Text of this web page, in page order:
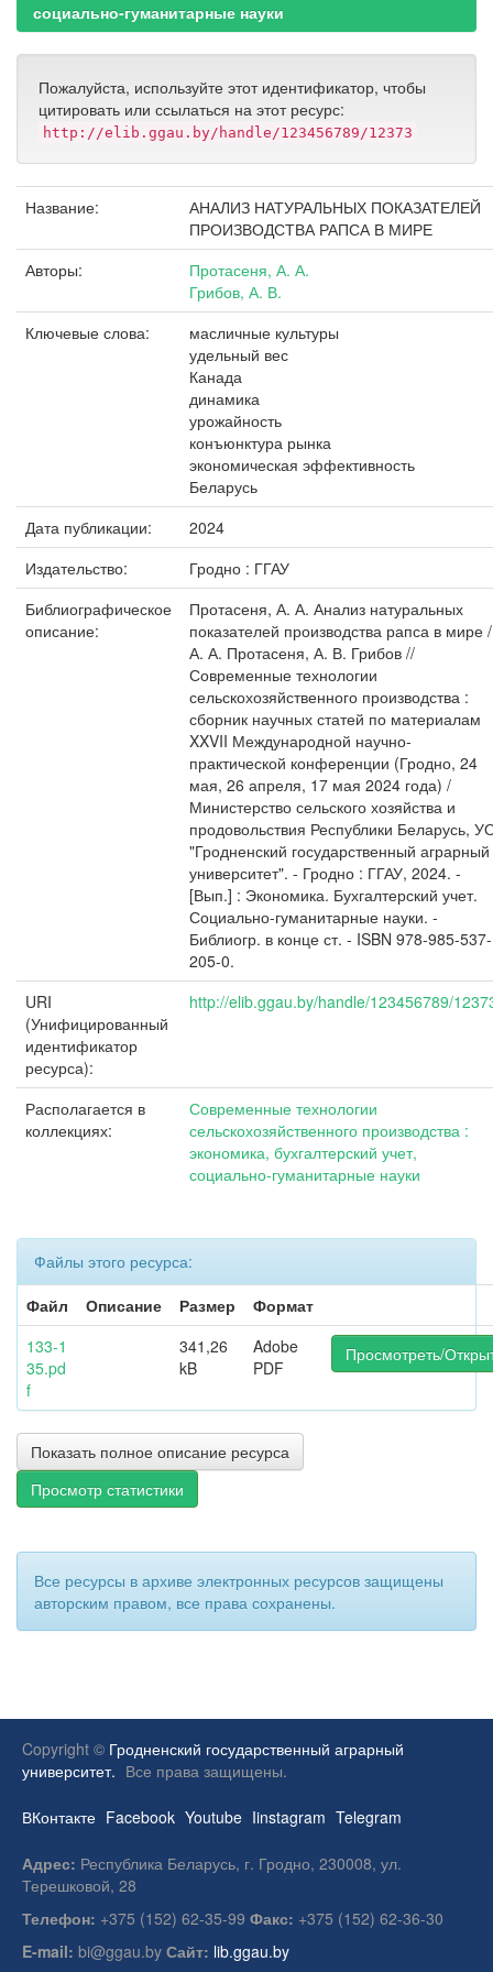
социально-гуманитарные науки
Пожалуйста, используйте этот идентификатор, чтобы
цитировать или ссылаться на этот ресурс:
http://elib.ggau.by/handle/123456789/12373
Название:
АНАЛИЗ НАТУРАЛЬНЫХ ПОКАЗАТЕЛЕЙ
ПРОИЗВОДСТВА РАПСА В МИРЕ
Авторы:
Протасеня, А. А.
Грибов, А. В.
Ключевые слова:
масличные культуры
удельный вес
Канада
динамика
урожайность
конъюнктура рынка
экономическая эффективность
Беларусь
Дата публикации:
2024
Издательство:
Гродно : ГГАУ
Библиографическое
описание:
Протасеня, А. А. Анализ натуральных
показателей производства рапса в мире /
А. А. Протасеня, А. В. Грибов //
Современные технологии
сельскохозяйственного производства :
сборник научных статей по материалам
XXVII Международной научно-
практической конференции (Гродно, 24
мая, 26 апреля, 17 мая 2024 года) /
Министерство сельского хозяйства и
продовольствия Республики Беларусь,
"Гродненский государственный аграрный
университет". - Гродно : ГГАУ, 2024. -
[Вып.] : Экономика. Бухгалтерский учет.
Социально-гуманитарные науки. -
Библиогр. в конце ст. - ISBN 978-985-537-
205-0.
URI
(Унифицированный
идентификатор
ресурса):
http://elib.ggau.by/handle/123456789/
Располагается в
коллекциях:
Современные технологии
сельскохозяйственного производства :
экономика, бухгалтерский учет,
социально-гуманитарные науки
Файлы этого ресурса:
Файл
Описание Размер
Формат
133-1
35.pd
f
341,26
kB
Adobe
PDF
Просмотреть/
Показать полное описание ресурса
Просмотр статистики
Все ресурсы в архиве электронных ресурсов защищены
авторским правом, все права сохранены.
Copyright © Гродненский государственный аграрный
университет. Все права защищены.
ВКонтакте Facebook Youtube Iinstagram Telegram
Адрес: Республика Беларусь, г. Гродно, 230008, ул.
Терешковой, 28
Телефон: +375 (152) 62-35-99 Факс: +375 (152) 62-36-30
E-mail: bi@ggau.by Сайт: lib.ggau.by